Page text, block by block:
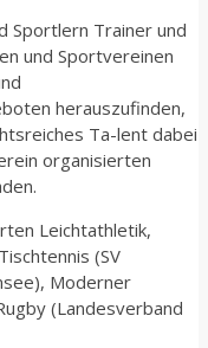
Sportlern Trainer und
und Sportvereinen
herauszufinden,
Ta-lent dabei
organisierten
Leichtathletik,
(SV
Moderner
(Landesverband